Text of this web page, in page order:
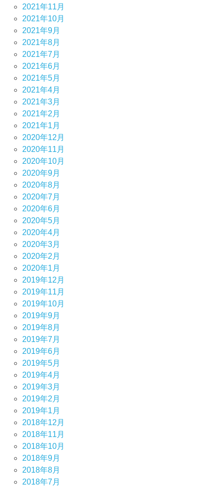
2021年11月
2021年10月
2021年9月
2021年8月
2021年7月
2021年6月
2021年5月
2021年4月
2021年3月
2021年2月
2021年1月
2020年12月
2020年11月
2020年10月
2020年9月
2020年8月
2020年7月
2020年6月
2020年5月
2020年4月
2020年3月
2020年2月
2020年1月
2019年12月
2019年11月
2019年10月
2019年9月
2019年8月
2019年7月
2019年6月
2019年5月
2019年4月
2019年3月
2019年2月
2019年1月
2018年12月
2018年11月
2018年10月
2018年9月
2018年8月
2018年7月